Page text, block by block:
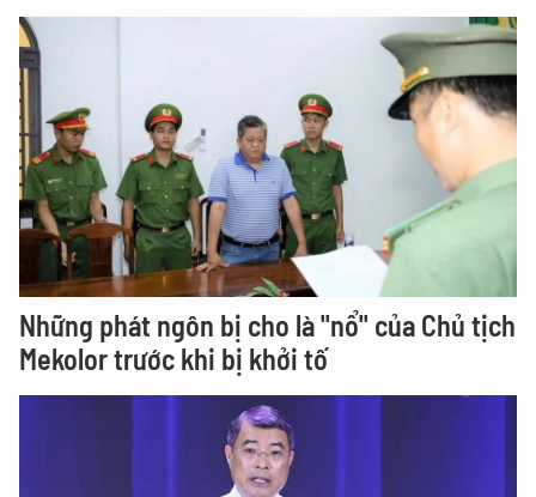
Những phát ngôn bị cho là "nổ" của Chủ tịch
Mekolor trước khi bị khởi tố